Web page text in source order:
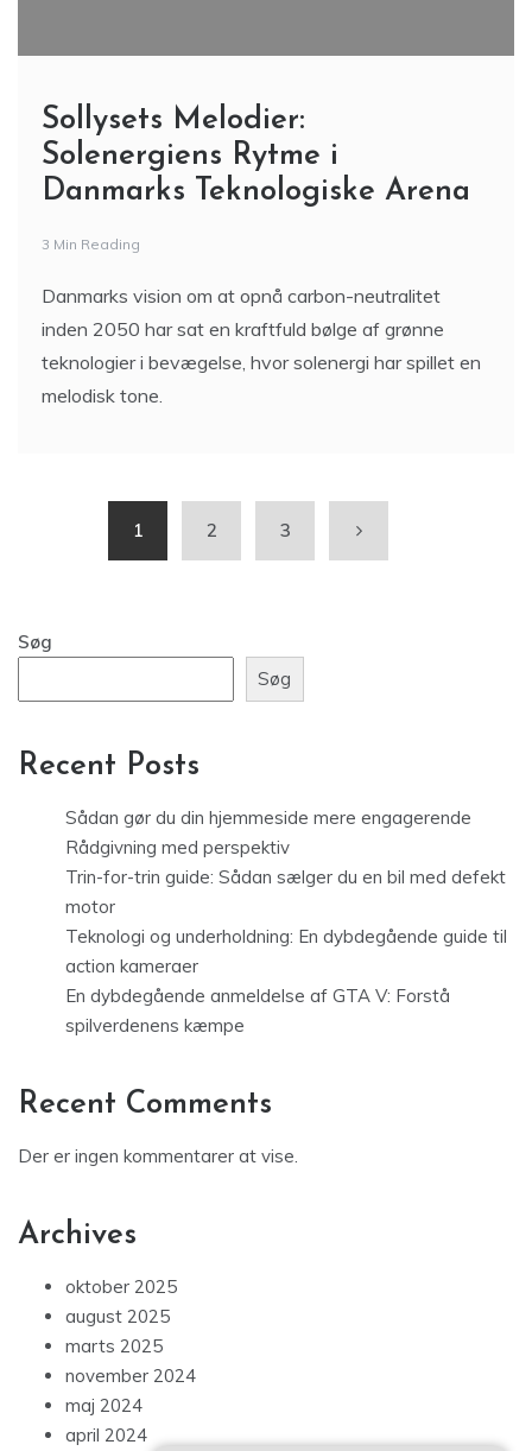
Sollysets Melodier:
Solenergiens Rytme i
Danmarks Teknologiske Arena
3 Min Reading
Danmarks vision om at opnå carbon-neutralitet
inden 2050 har sat en kraftfuld bølge af grønne
teknologier i bevægelse, hvor solenergi har spillet en
melodisk tone.
1 2 3
Søg
Søg
Recent Posts
Sådan gør du din hjemmeside mere engagerende
Rådgivning med perspektiv
Trin-for-trin guide: Sådan sælger du en bil med defekt
motor
Teknologi og underholdning: En dybdegående guide til
action kameraer
En dybdegående anmeldelse af GTA V: Forstå
spilverdenens kæmpe
Recent Comments
Der er ingen kommentarer at vise.
Archives
oktober 2025
august 2025
marts 2025
november 2024
maj 2024
april 2024